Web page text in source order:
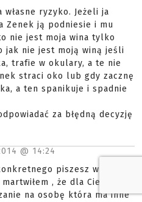
własne ryzyko. Jeżeli ja
Zenek ją podniesie i mu
nie jest moja wina tylko
jak nie jest moją winą jeśli
trafie w okulary, a te nie
straci oko lub gdy zacznę
a ten spanikuje i spadnie
za błędną decyzję
@ 14:24
piszesz w
, że dla Ciebie
na osobę która ma inne